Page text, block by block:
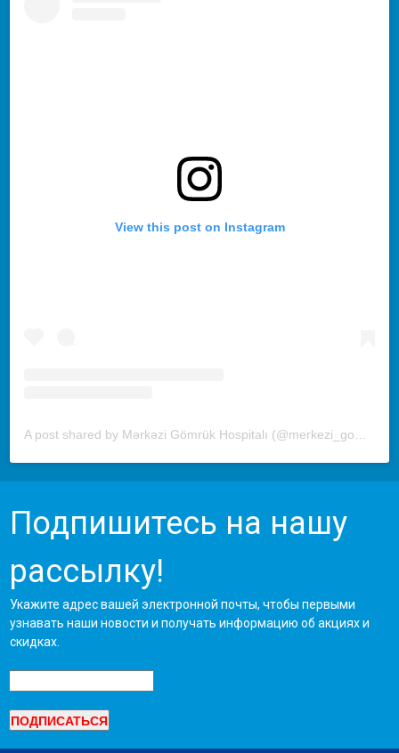
View this post on Instagram
Подпишитесь на нашу
рассылку!
Укажите адрес вашей электронной почты, чтобы первыми
узнавать наши новости и получать информацию об акциях и
скидках.